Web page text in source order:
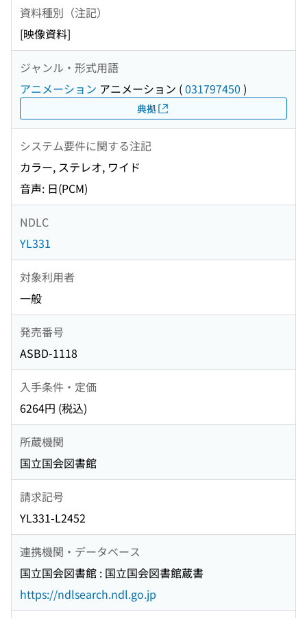
資料種別（注記）
[映像資料]
ジャンル・形式用語
アニメーション アニメーション (031797450 )
典拠
システム要件に関する注記
カラー, ステレオ, ワイド
音声: 日(PCM)
NDLC
YL331
対象利用者
一般
発売番号
ASBD-1118
入手条件・定価
6264円 (税込)
所蔵機関
国立国会図書館
請求記号
YL331-L2452
連携機関・データベース
国立国会図書館 : 国立国会図書館蔵書
https://ndlsearch.ndl.go.jp